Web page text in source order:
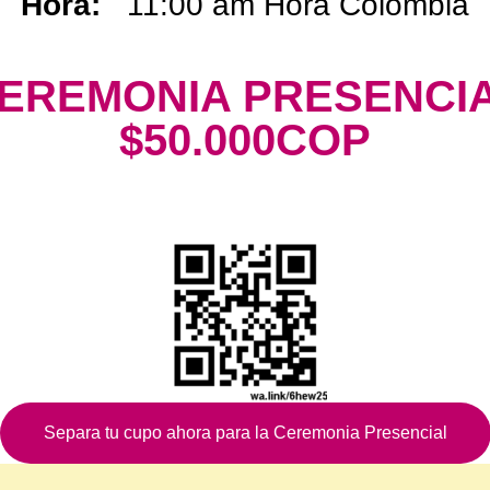
$50.000COP
Separa tu cupo ahora para la Ceremonia Presencial